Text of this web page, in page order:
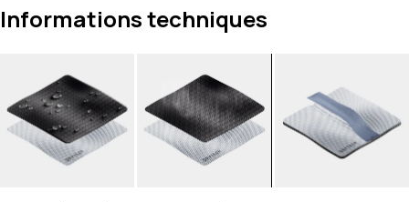
Informations techniques